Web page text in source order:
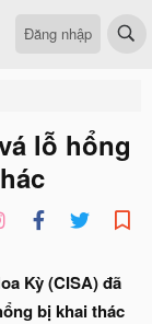
Đăng nhập
lỗ hổng
Kỳ (CISA) đã
bị khai thác